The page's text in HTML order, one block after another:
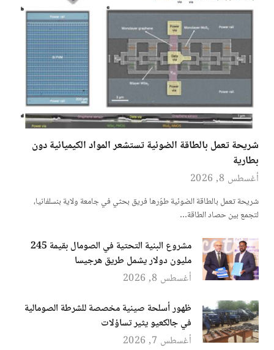
شريحة تعمل بالطاقة الضوئية تستشعر المواد الكيميائية دون
بطارية
أغسطس 8, 2026
شريحة تعمل بالطاقة الضوئية طوّرها فريق بحثي في جامعة ولاية بنسلفانيا،
لتجمع بين حصاد الطاقة…
مشروع البنية التحتية في الصومال بقيمة 245
مليون دولار يشمل طريق هرجيسا
أغسطس 8, 2026
ظهور أسلحة صينية مخصصة للشرطة الصومالية
في جالكعيو يثير تساؤلات
أغسطس 7, 2026